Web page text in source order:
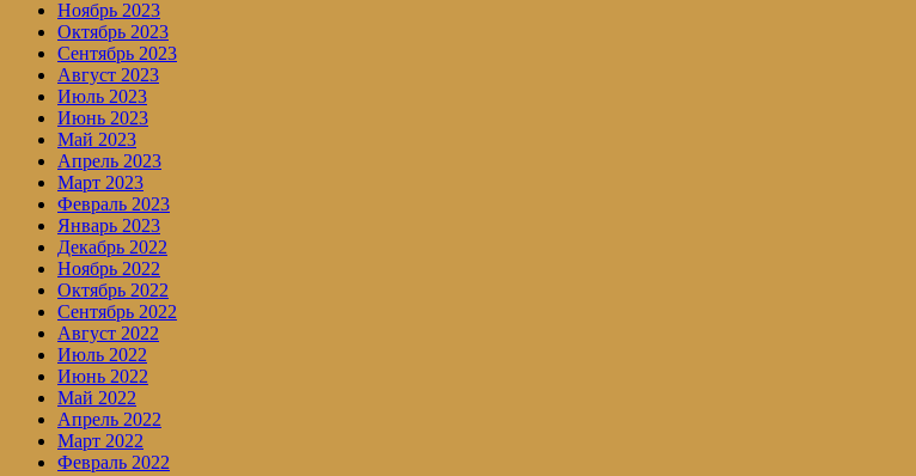
Ноябрь 2023
Октябрь 2023
Сентябрь 2023
Август 2023
Июль 2023
Июнь 2023
Май 2023
Апрель 2023
Март 2023
Февраль 2023
Январь 2023
Декабрь 2022
Ноябрь 2022
Октябрь 2022
Сентябрь 2022
Август 2022
Июль 2022
Июнь 2022
Май 2022
Апрель 2022
Март 2022
Февраль 2022